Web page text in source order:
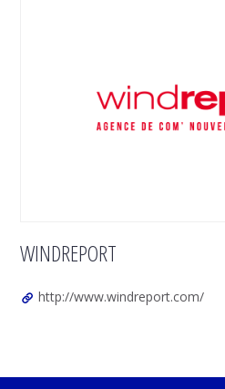
WINDREPORT
http://www.windreport.com/